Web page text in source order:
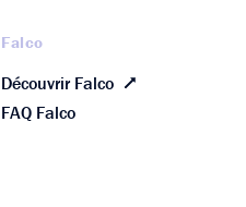
Falco
Découvrir Falco
FAQ Falco